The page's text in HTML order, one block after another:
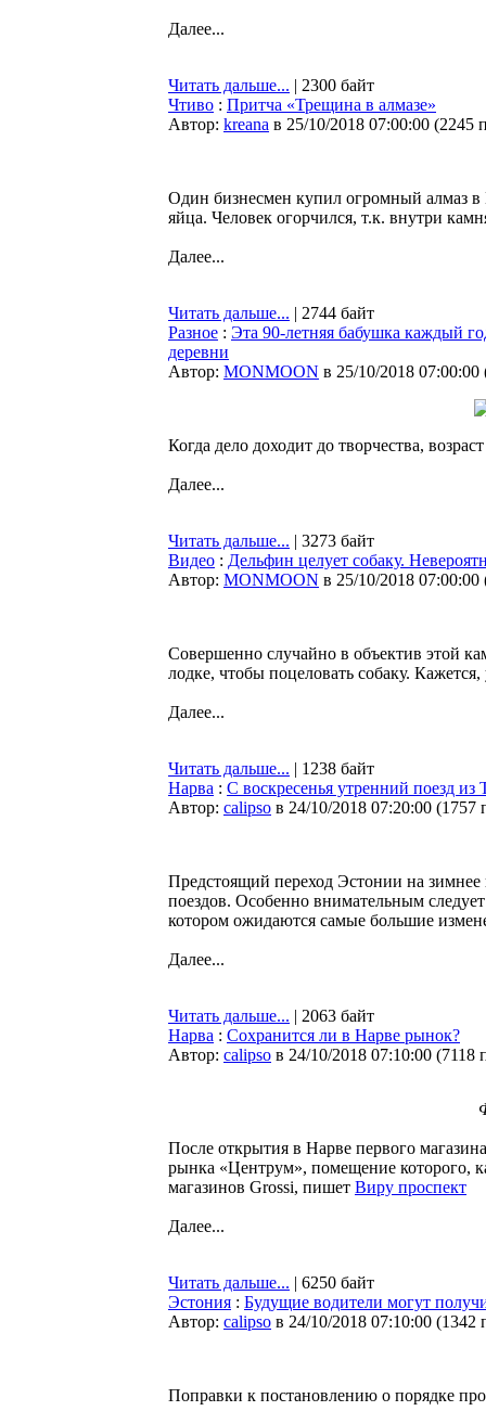
Далее...
Читать дальше... | 2300 байт
Чтиво : Притча «Трещина в алмазе»
Автор: kreana в 25/10/2018 07:00:00 (2245
Один бизнесмен купил огромный алмаз
яйца. Человек огорчился, т.к. внутри
Далее...
Читать дальше... | 2744 байт
Разное : Эта 90-летняя бабушка каждый
деревни
Автор: MONMOON в 25/10/2018 07:00:00
Когда дело доходит до творчества,
Далее...
Читать дальше... | 3273 байт
Видео : Дельфин целует собаку.
Автор: MONMOON в 25/10/2018 07:00:00
Совершенно случайно в объектив этой
лодке, чтобы поцеловать собаку.
Далее...
Читать дальше... | 1238 байт
Нарва : С воскресенья утренний поезд из
Автор: calipso в 24/10/2018 07:20:00 (1757
Предстоящий переход Эстонии на зимнее
поездов. Особенно внимательным
котором ожидаются самые большие
Далее...
Читать дальше... | 2063 байт
Нарва : Сохранится ли в Нарве рынок?
Автор: calipso в 24/10/2018 07:10:00 (7118
После открытия в Нарве первого
рынка «Центрум», помещение которого,
магазинов Grossi, пишет Виру проспект
Далее...
Читать дальше... | 6250 байт
Эстония : Будущие водители могут
Автор: calipso в 24/10/2018 07:10:00 (1342
Поправки к постановлению о порядке